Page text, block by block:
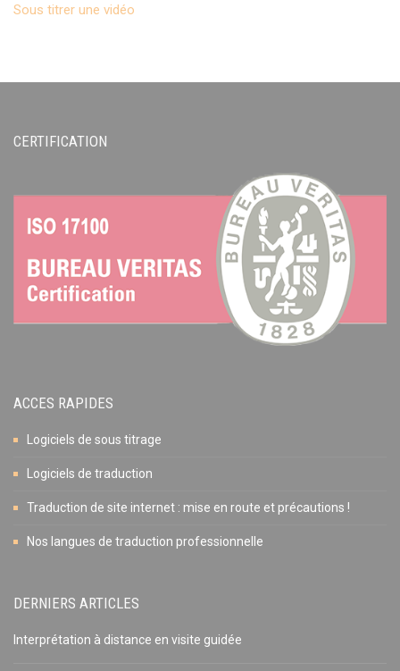
Sous titrer une vidéo
CERTIFICATION
ACCES RAPIDES
Logiciels de sous titrage
Logiciels de traduction
Traduction de site internet : mise en route et précautions !
Nos langues de traduction professionnelle
DERNIERS ARTICLES
Interprétation à distance en visite guidée